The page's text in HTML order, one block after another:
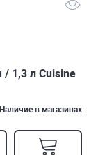
1,3 л Сuisine
Наличие в магазинах